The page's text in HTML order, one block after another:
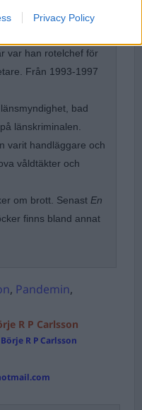
Privacy Policy
nästan hela sin tid
var han rotelchef för
Från 1993-1997
bad
länskriminalen.
varit handläggare och
våldtäkter och
om brott. Senast En
finns bland annat
, Pandemin,
R P Carlsson
R P Carlsson